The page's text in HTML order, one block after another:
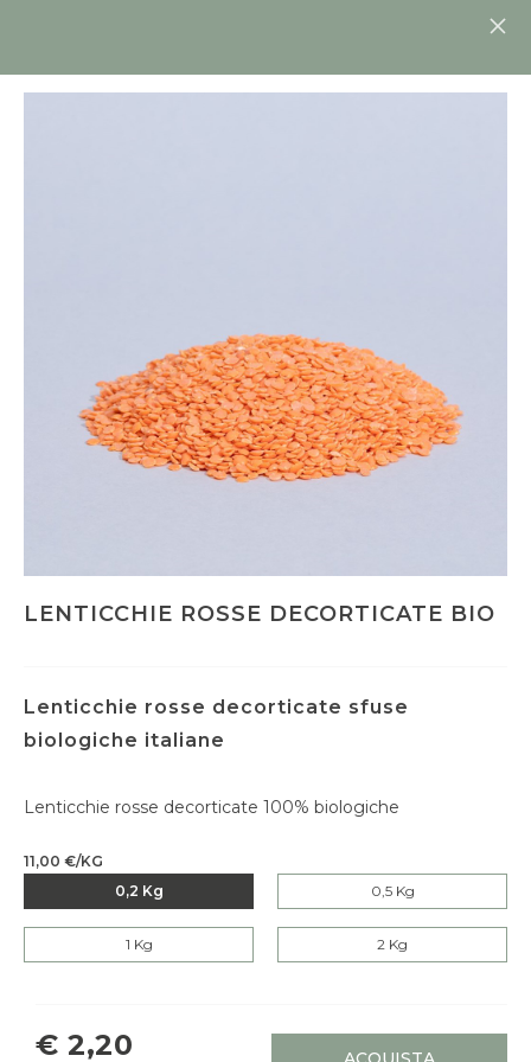
LENTICCHIE ROSSE DECORTICATE BIO
Lenticchie rosse decorticate sfuse
biologiche italiane
Lenticchie rosse decorticate 100% biologiche
11,00 €/KG
0,2 Kg
0,5 Kg
1 Kg 2 Kg
€ 2,20